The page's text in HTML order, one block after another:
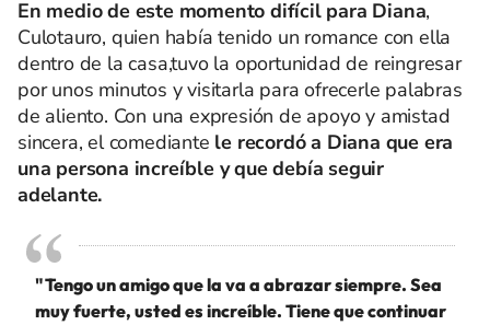
En medio de este momento difícil para Diana,
Culotauro, quien había tenido un romance con ella
dentro de la casa,tuvo la oportunidad de reingresar
por unos minutos y visitarla para ofrecerle palabras
de aliento. Con una expresión de apoyo y amistad
sincera, el comediante le recordó a Diana que era
una persona increíble y que debía seguir
adelante.
"Tengo un amigo que la va a abrazar siempre. Sea
muy fuerte, usted es increíble. Tiene que continuar